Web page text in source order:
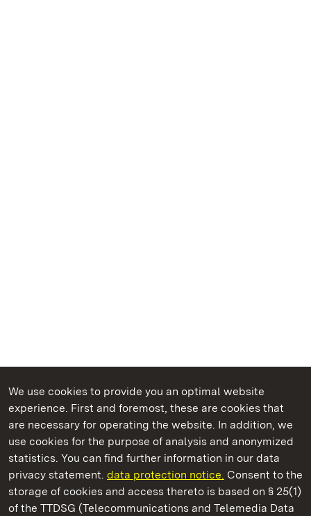
We use cookies to provide you an optimal website
experience. First and foremost, these are cookies that
are necessary for operating the website. In addition, we
use cookies for the purpose of analysis and anonymized
statistics. You can find further information in our data
privacy statement. data protection notice. Consent to the
storage of cookies and access thereto is based on § 25(1)
of the TTDSG (Telecommunications and Telemedia Data
State Palaces and Gardens of Baden-Wuerttemberg